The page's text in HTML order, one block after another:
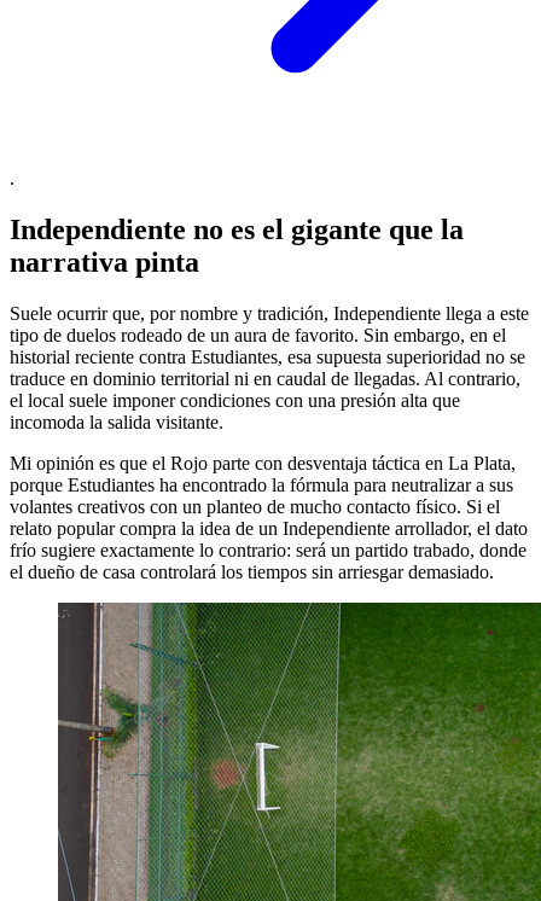
.
Independiente no es el gigante que la
narrativa pinta
Suele ocurrir que, por nombre y tradición, Independiente llega a este
tipo de duelos rodeado de un aura de favorito. Sin embargo, en el
historial reciente contra Estudiantes, esa supuesta superioridad no se
traduce en dominio territorial ni en caudal de llegadas. Al contrario,
el local suele imponer condiciones con una presión alta que
incomoda la salida visitante.
Mi opinión es que el Rojo parte con desventaja táctica en La Plata,
porque Estudiantes ha encontrado la fórmula para neutralizar a sus
volantes creativos con un planteo de mucho contacto físico. Si el
relato popular compra la idea de un Independiente arrollador, el dato
frío sugiere exactamente lo contrario: será un partido trabado, donde
el dueño de casa controlará los tiempos sin arriesgar demasiado.